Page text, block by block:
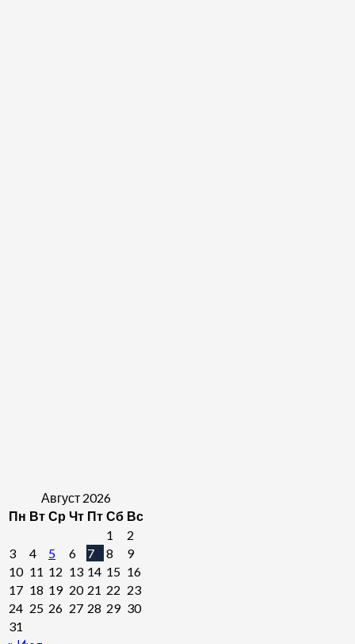
Август 2026
Пн Вт Ср Чт Пт Сб Вс
1
2
3
4 5 6 7 8
9
10 11 12 13 14 15 16
17 18 19 20 21 22 23
24 25 26 27 28 29 30
31